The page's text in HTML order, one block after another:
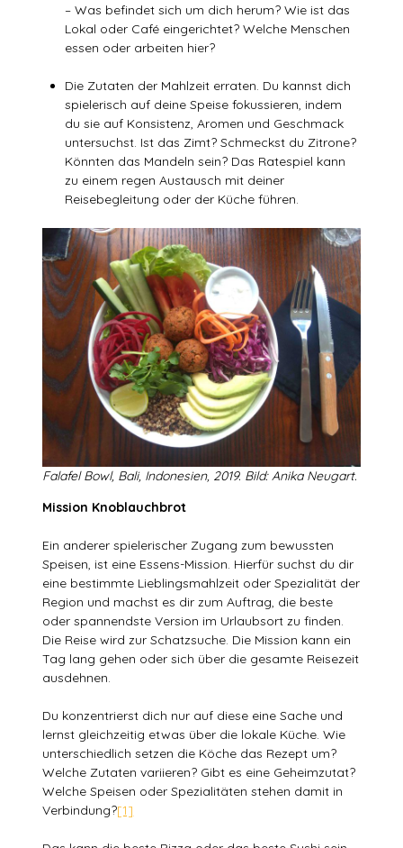
– Was befindet sich um dich herum? Wie ist das
Lokal oder Café eingerichtet? Welche Menschen
essen oder arbeiten hier?
Die Zutaten der Mahlzeit erraten. Du kannst dich
spielerisch auf deine Speise fokussieren, indem
du sie auf Konsistenz, Aromen und Geschmack
untersuchst. Ist das Zimt? Schmeckst du Zitrone?
Könnten das Mandeln sein? Das Ratespiel kann
zu einem regen Austausch mit deiner
Reisebegleitung oder der Küche führen.
Falafel Bowl, Bali, Indonesien, 2019. Bild: Anika Neugart.
Mission Knoblauchbrot
Ein anderer spielerischer Zugang zum bewussten
Speisen, ist eine Essens-Mission. Hierfür suchst du dir
eine bestimmte Lieblingsmahlzeit oder Spezialität der
Region und machst es dir zum Auftrag, die beste
oder spannendste Version im Urlaubsort zu finden.
Die Reise wird zur Schatzsuche. Die Mission kann ein
Tag lang gehen oder sich über die gesamte Reisezeit
ausdehnen.
Du konzentrierst dich nur auf diese eine Sache und
lernst gleichzeitig etwas über die lokale Küche. Wie
unterschiedlich setzen die Köche das Rezept um?
Welche Zutaten variieren? Gibt es eine Geheimzutat?
Welche Speisen oder Spezialitäten stehen damit in
Verbindung?[1]